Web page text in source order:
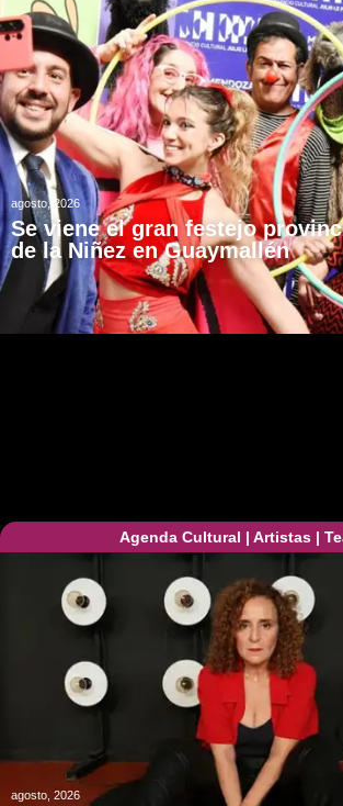
agosto, 2026
Se viene el gran festejo
de la Niñez en Guaymallén
Agenda Cultural | Artistas |
agosto, 2026